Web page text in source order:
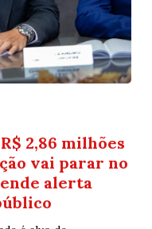
2,86 milhões
vai parar no
alerta